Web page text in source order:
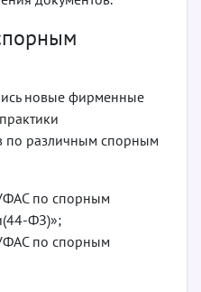
новые фирменные
по различным спорным
по спорным
ФЗ)»;
по спорным